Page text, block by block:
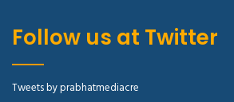
Follow us at Twitter
Tweets by prabhatmediacre